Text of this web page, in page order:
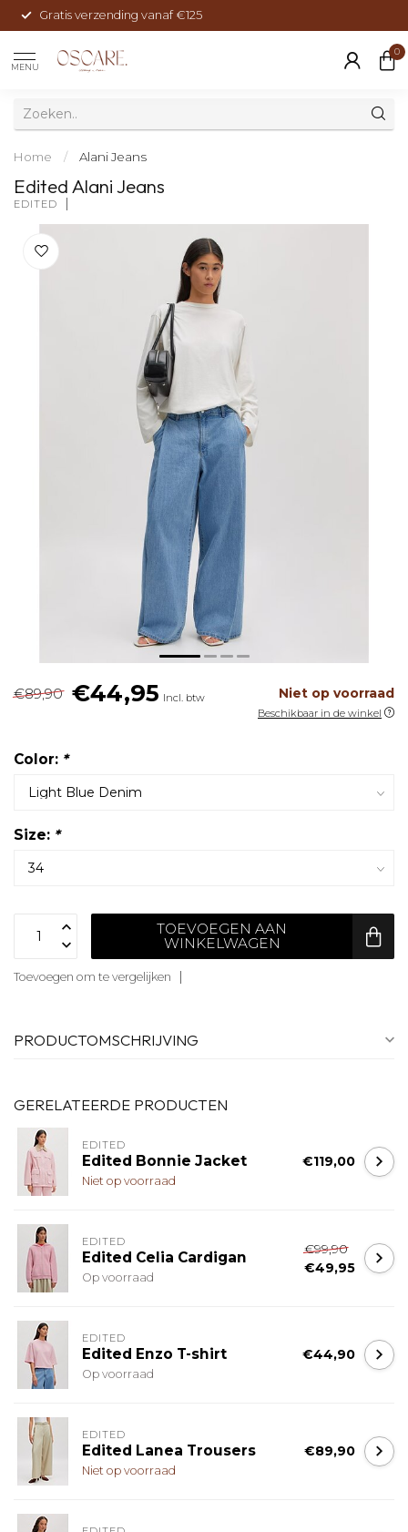
Gratis verzending vanaf €125
MENU
0
Home / Alani Jeans
Edited Alani Jeans
EDITED
€89,90 €44,95 Incl. btw Niet op voorraad
Beschikbaar in de winkel
Color: *
Size: *
TOEVOEGEN AAN
WINKELWAGEN
Toevoegen om te vergelijken
PRODUCTOMSCHRIJVING
GERELATEERDE PRODUCTEN
EDITED
Edited Bonnie Jacket
Niet op voorraad
€119,00
EDITED
Edited Celia Cardigan
Op voorraad
€99,90
€49,95
EDITED
Edited Enzo T-shirt
Op voorraad
€44,90
EDITED
Edited Lanea Trousers
Niet op voorraad
€89,90